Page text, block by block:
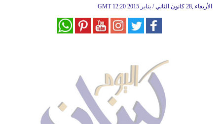
GMT 12:20 2015 الأربعاء ,28 كانون الثاني / يناير